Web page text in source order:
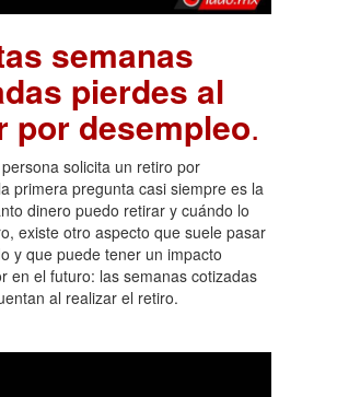
semanas
pierdes al
por desempleo.
solicita un retiro por
primera pregunta casi siempre es la
dinero puedo retirar y cuándo lo
existe otro aspecto que suele pasar
y que puede tener un impacto
en el futuro: las semanas cotizadas
al realizar el retiro.